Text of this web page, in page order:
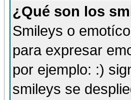
¿Qué son los
Smileys o
para expresar
por ejemplo: :)
smileys se